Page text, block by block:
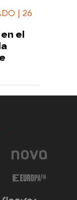
| 26
el